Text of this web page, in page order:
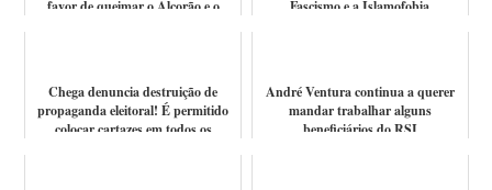
favor de queimar o Alcorão e o
Fascismo e a Islamofobia
Chega denuncia destruição de
propaganda eleitoral! É permitido
colocar cartazes em todos os
André Ventura continua a querer
mandar trabalhar alguns
beneficiários do RSI